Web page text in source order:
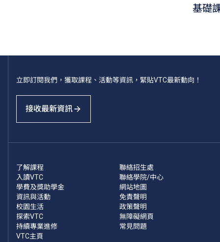
基礎
立即訂閱我們，獲取課程、活動等資訊，緊貼VTC最新動向！
接收最新資訊
了解課程
入讀VTC
學費及獎助學金
資訊與活動
校園生活
探索VTC
持續專業進修
VTC主頁
聯絡招生處
聯絡學院/中心
網站地圖
免責聲明
政策聲明
無障礙網頁
常見問題